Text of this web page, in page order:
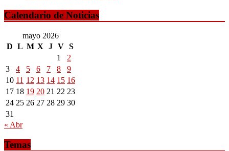
Calendario de Noticias
mayo 2026
D L M X J V S
1
2
3
4 5 6 7 8
9
10 11 12 13 14 15 16
17 18 19 20 21 22 23
24 25 26 27 28 29 30
31
« Abr
Temas